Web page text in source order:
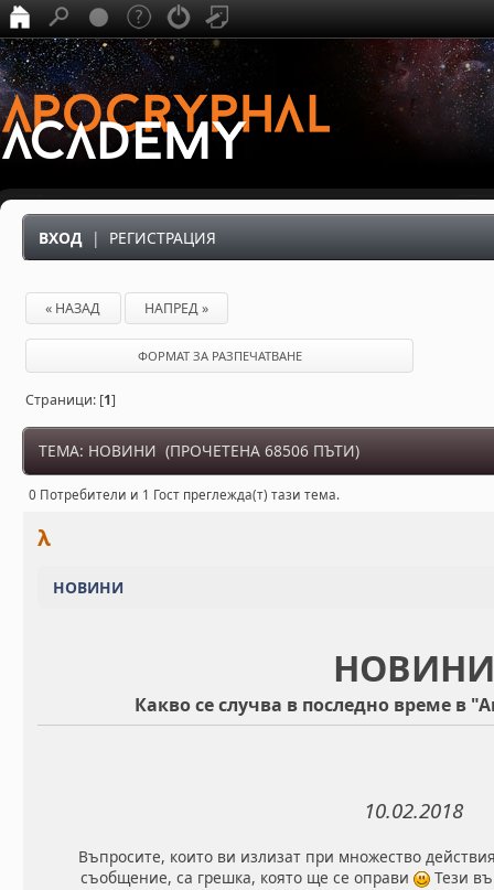
ВХОД | РЕГИСТРАЦИЯ
« НАЗАД НАПРЕД »
ФОРМАТ ЗА РАЗПЕЧАТВАНЕ
Страници: [1]
ТЕМА: НОВИНИ (ПРОЧЕТЕНА 68506 ПЪТИ)
0 Потребители и 1 Гост преглежда(т) тази тема.
λ
НОВИНИ
НОВИНИ
Какво се случва в последно време в
10.02.2018
Въпросите, които ви излизат при множество
съобщение, са грешка, която ще се оправи
Тези